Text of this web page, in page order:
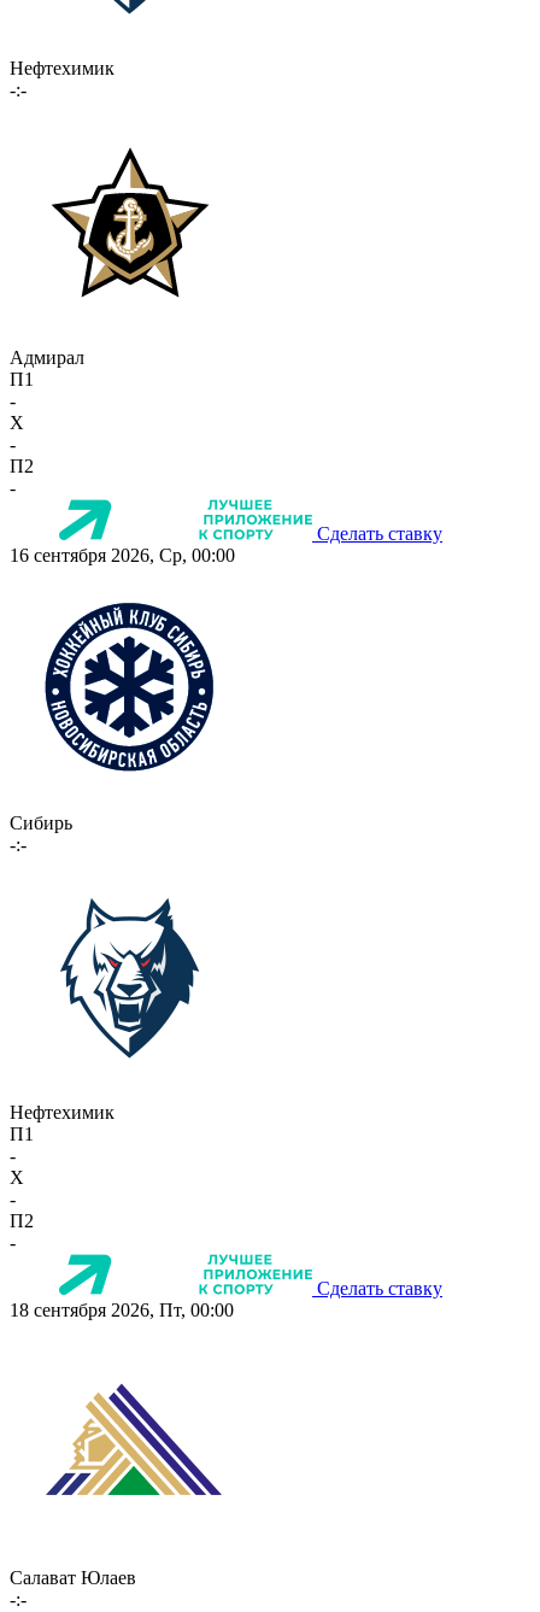
Нефтехимик
-:-
Адмирал
П1
-
X
-
П2
-
Сделать ставку
16 сентября 2026, Ср, 00:00
Сибирь
-:-
Нефтехимик
П1
-
X
-
П2
-
Сделать ставку
18 сентября 2026, Пт, 00:00
Салават Юлаев
-:-